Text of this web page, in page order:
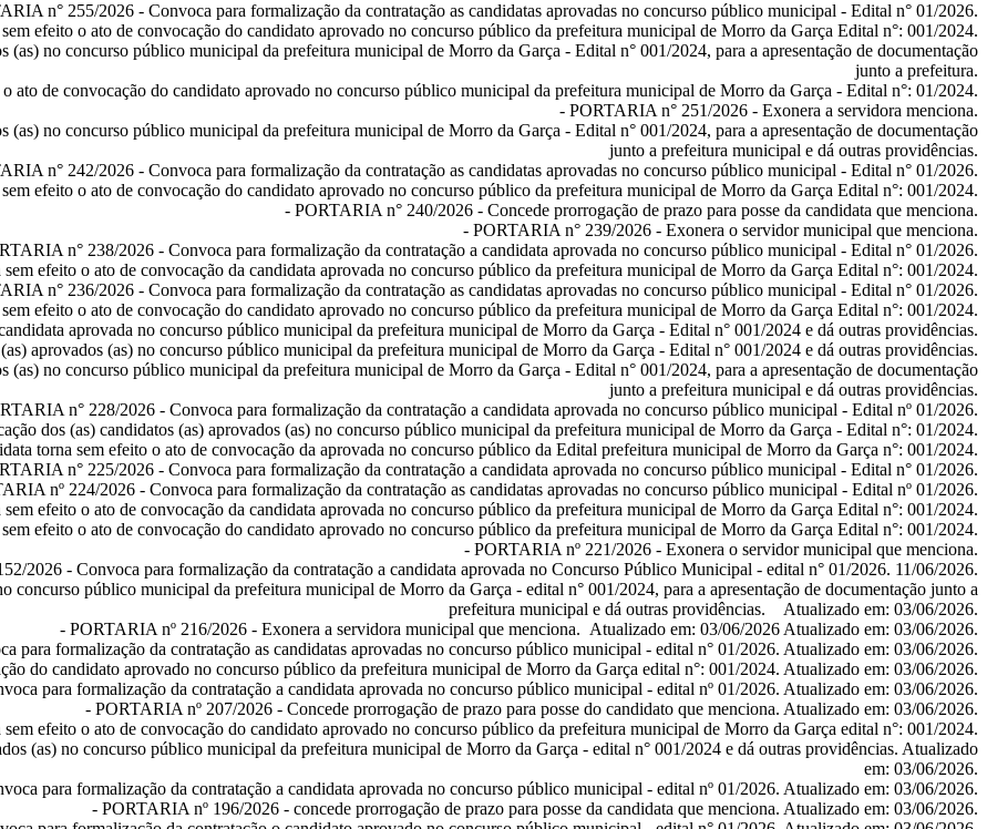
n° 255/2026 - Convoca para formalização da contratação as candidatas aprovadas no concurso público municipal - Edital n° 01/2026.
efeito o ato de convocação dо candidato aprovado no concurso público da prefeitura municipal de Morro da Garça Edital n°: 001/2024.
(as) no concurso público municipal da prefeitura municipal de Morro da Garça - Edital n° 001/2024, para a apresentação de documentação
junto a prefeitura.
ato de convocação do candidato aprovado no concurso público municipal da prefeitura municipal de Morro da Garça - Edital n°: 01/2024.
- PORTARIA n° 251/2026 - Exonera a servidora menciona.
(as) no concurso público municipal da prefeitura municipal de Morro da Garça - Edital n° 001/2024, para a apresentação de documentação
junto a prefeitura municipal e dá outras providências.
n° 242/2026 - Convoca para formalização da contratação as candidatas aprovadas no concurso público municipal - Edital n° 01/2026.
efeito o ato de convocação do candidato aprovado no concurso público da prefeitura municipal de Morro da Garça Edital n°: 001/2024.
- PORTARIA n° 240/2026 - Concede prorrogação de prazo para posse da candidata que menciona.
- PORTARIA n° 239/2026 - Exonera o servidor municipal que menciona.
n° 238/2026 - Convoca para formalização da contratação a candidata aprovada no concurso público municipal - Edital n° 01/2026.
sem efeito o ato de convocação da candidata aprovada no concurso público da prefeitura municipal de Morro da Garça Edital n°: 001/2024.
n° 236/2026 - Convoca para formalização da contratação as candidatas aprovadas no concurso público municipal - Edital n° 01/2026.
efeito o ato de convocação do candidato aprovado no concurso público da prefeitura municipal de Morro da Garça Edital n°: 001/2024.
aprovada no concurso público municipal da prefeitura municipal de Morro da Garça - Edital n° 001/2024 e dá outras providências.
aprovados (as) no concurso público municipal da prefeitura municipal de Morro da Garça - Edital n° 001/2024 e dá outras providências.
(as) no concurso público municipal da prefeitura municipal de Morro da Garça - Edital n° 001/2024, para a apresentação de documentação
junto a prefeitura municipal e dá outras providências.
n° 228/2026 - Convoca para formalização da contratação a candidata aprovada no concurso público municipal - Edital nº 01/2026.
dos (as) candidatos (as) aprovados (as) no concurso público municipal da prefeitura municipal de Morro da Garça - Edital n°: 01/2024.
torna sem efeito o ato de convocação da aprovada no concurso público da Edital prefeitura municipal de Morro da Garça n°: 001/2024.
n° 225/2026 - Convoca para formalização da contratação a candidata aprovada no concurso público municipal - Edital n° 01/2026.
nº 224/2026 - Convoca para formalização da contratação as candidatas aprovadas no concurso público municipal - Edital nº 01/2026.
sem efeito o ato de convocação da candidata aprovada no concurso público da prefeitura municipal de Morro da Garça Edital n°: 001/2024.
efeito o ato de convocação do candidato aprovado no concurso público da prefeitura municipal de Morro da Garça Edital n°: 001/2024.
- PORTARIA nº 221/2026 - Exonera o servidor municipal que menciona.
2026 - Convoca para formalização da contratação a candidata aprovada no Concurso Público Municipal - edital n° 01/2026. 11/06/2026.
concurso público municipal da prefeitura municipal de Morro da Garça - edital n° 001/2024, para a apresentação de documentação junto a
prefeitura municipal e dá outras providências. Atualizado em: 03/06/2026.
- PORTARIA nº 216/2026 - Exonera a servidora municipal que menciona. Atualizado em: 03/06/2026 Atualizado em: 03/06/2026.
para formalização da contratação as candidatas aprovadas no concurso público municipal - edital n° 01/2026. Atualizado em: 03/06/2026.
do candidato aprovado no concurso público da prefeitura municipal de Morro da Garça edital n°: 001/2024. Atualizado em: 03/06/2026.
para formalização da contratação a candidata aprovada no concurso público municipal - edital nº 01/2026. Atualizado em: 03/06/2026.
- PORTARIA nº 207/2026 - Concede prorrogação de prazo para posse do candidato que menciona. Atualizado em: 03/06/2026.
sem efeito o ato de convocação do candidato aprovado no concurso público da prefeitura municipal de Morro da Garça edital n°: 001/2024.
(as) no concurso público municipal da prefeitura municipal de Morro da Garça - edital n° 001/2024 e dá outras providências. Atualizado
em: 03/06/2026.
para formalização da contratação a candidata aprovada no concurso público municipal - edital nº 01/2026. Atualizado em: 03/06/2026.
- PORTARIA nº 196/2026 - concede prorrogação de prazo para posse da candidata que menciona. Atualizado em: 03/06/2026.